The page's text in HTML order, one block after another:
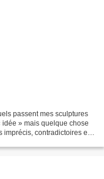
passent mes sculptures
idée » mais quelque chose
contradictoires et